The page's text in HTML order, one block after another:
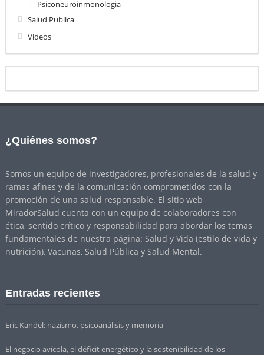
Psiconeuroinmonologia
Salud Publica
Videos
¿Quiénes somos?
Somos un equipo de investigadores, profesionales de la salud y
ramas afines y de la comunicación comprometidos con la
promoción de una salud responsable. El sitio web
MiradorSalud cuenta con un equipo de colaboradores con
ética, sentido crítico y responsabilidad para abordar los temas
fundamentales de nuestra página: Salud y Vida (estilo de vida y
nutrición), Vacunas, Salud Pública y Salud Mental.
Entradas recientes
Eric Kandel: nazismo, psicoanálisis y memoria
El negocio avícola, el déficit energético y la sostenibilidad de los